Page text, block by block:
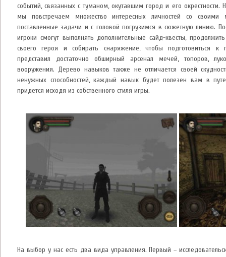
событий, связанных с туманом, окутавшим город и его окрестности.
мы повстречаем множество интересных личностей со
поставленные задачи и с головой погрузимся в сюжетную линию.
игроки смогут выполнять дополнительные сайд-квесты,
своего героя и собирать снаряжение, чтобы подготовиться к
представил достаточно обширный арсенал мечей, топоров,
вооружения. Дерево навыков также не отличается своей
ненужных способностей, каждый навык будет полезен вам в
придется исходя из собственного стиля игры.
На выбор у нас есть два вида управления. Первый –